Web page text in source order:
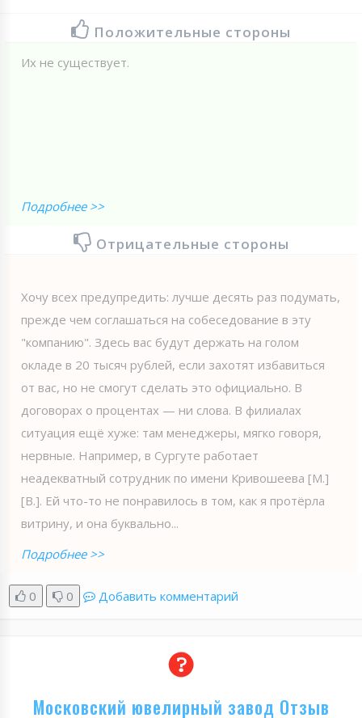
Положительные стороны
Их не существует.
Подробнее >>
Отрицательные стороны
Хочу всех предупредить: лучше десять раз подумать,
прежде чем соглашаться на собеседование в эту
"компанию". Здесь вас будут держать на голом
окладе в 20 тысяч рублей, если захотят избавиться
от вас, но не смогут сделать это официально. В
договорах о процентах — ни слова. В филиалах
ситуация ещё хуже: там менеджеры, мягко говоря,
нервные. Например, в Сургуте работает
неадекватный сотрудник по имени Кривошеева [М.]
[В.]. Ей что-то не понравилось в том, как я протёрла
витрину, и она буквально...
Подробнее >>
0 0 Добавить комментарий
Московский ювелирный завод Отзыв